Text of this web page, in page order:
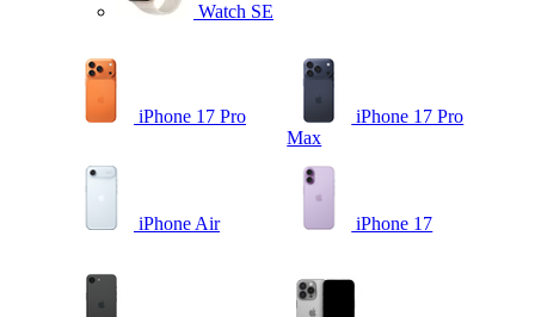
Watch SE
iPhone 17 Pro
iPhone 17 Pro
Max
iPhone Air iPhone 17